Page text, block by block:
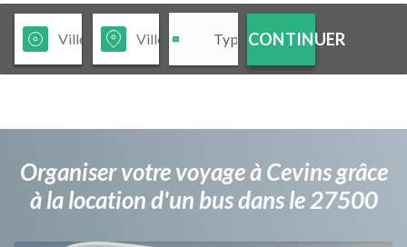
CONTINUER
Organiser votre voyage à Cevins grâce
à la location d'un bus dans le 27500